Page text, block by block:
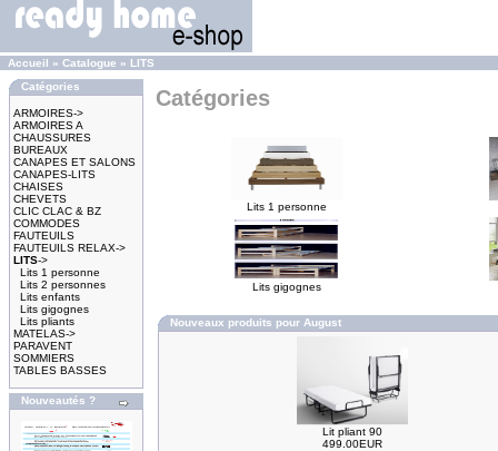
Accueil » Catalogue » LITS
Catégories
ARMOIRES->
ARMOIRES A
CHAUSSURES
BUREAUX
CANAPES ET SALONS
CANAPES-LITS
CHAISES
CHEVETS
CLIC CLAC & BZ
COMMODES
FAUTEUILS
FAUTEUILS RELAX->
LITS->
Lits 1 personne
Lits 2 personnes
Lits enfants
Lits gigognes
Lits pliants
MATELAS->
PARAVENT
SOMMIERS
TABLES BASSES
Nouveautés ?
Catégories
Lits 1 personne
Lits gigognes
Nouveaux produits pour August
Lit pliant 90
499.00EUR